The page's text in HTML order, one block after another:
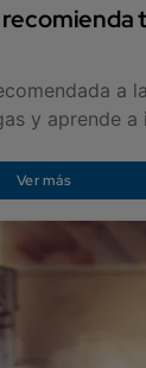
a
y aprende
Ver más